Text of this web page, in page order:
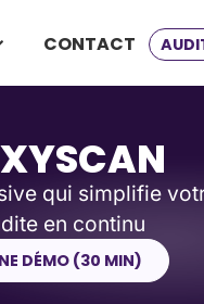
CONTACT
qui simplifie
en continu
DÉMO (30 MIN)